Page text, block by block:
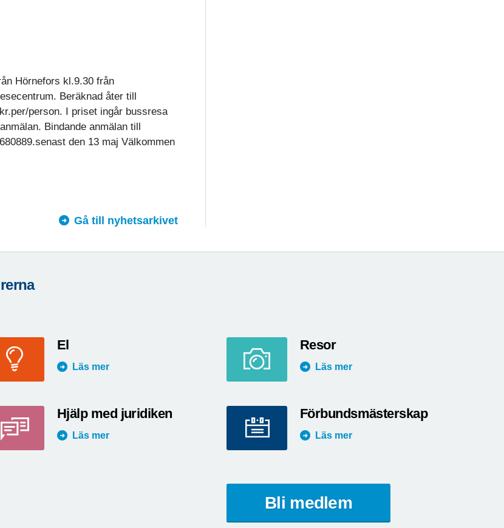
Hörnefors kl.9.30 från
Beräknad åter till
person. I priset ingår bussresa
Bindande anmälan till
den 13 maj Välkommen
Gå till nyhetsarkivet
El
Läs mer
Resor
Läs mer
Hjälp med juridiken
Läs mer
Förbundsmästerskap
Läs mer
Bli medlem